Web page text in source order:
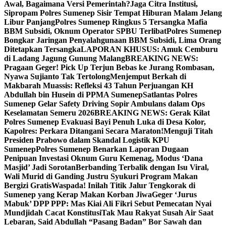
Awal, Bagaimana Versi Pemerintah?Jaga Citra Institusi,
Sipropam Polres Sumenep Sisir Tempat Hiburan Malam Jelang
Libur PanjangPolres Sumenep Ringkus 5 Tersangka Mafia
BBM Subsidi, Oknum Operator SPBU TerlibatPolres Sumenep
Bongkar Jaringan Penyalahgunaan BBM Subsidi, Lima Orang
Ditetapkan TersangkaLAPORAN KHUSUS: Amuk Cemburu
di Ladang Jagung Gunung MalangBREAKING NEWS:
Pragaan Geger! Pick Up Terjun Bebas ke Jurang Rombasan,
Nyawa Sujianto Tak TertolongMenjemput Berkah di
Makbarah Muassis: Refleksi 43 Tahun Perjuangan KH
Abdullah bin Husein di PPMA SumenepSatlantas Polres
Sumenep Gelar Safety Driving Sopir Ambulans dalam Ops
Keselamatan Semeru 2026BREAKING NEWS: Gerak Kilat
Polres Sumenep Evakuasi Bayi Penuh Luka di Desa Kolor,
Kapolres: Perkara Ditangani Secara Maraton!Menguji Titah
Presiden Prabowo dalam Skandal Logistik KPU
SumenepPolres Sumenep Benarkan Laporan Dugaan
Penipuan Investasi Oknum Guru Kemenag, Modus ‘Dana
Masjid’ Jadi SorotanBerbanding Terbalik dengan Isu Viral,
Wali Murid di Ganding Justru Syukuri Program Makan
Bergizi GratisWaspada! Inilah Titik Jalur Tengkorak di
Sumenep yang Kerap Makan Korban JiwaGeger ‘Jurus
Mabuk’ DPP PPP: Mas Kiai Ali Fikri Sebut Pemecatan Nyai
Mundjidah Cacat KonstitusiTak Mau Rakyat Susah Air Saat
Lebaran, Said Abdullah “Pasang Badan” Bor Sawah dan